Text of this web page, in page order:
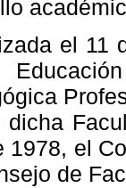
el 11
1978, el
de